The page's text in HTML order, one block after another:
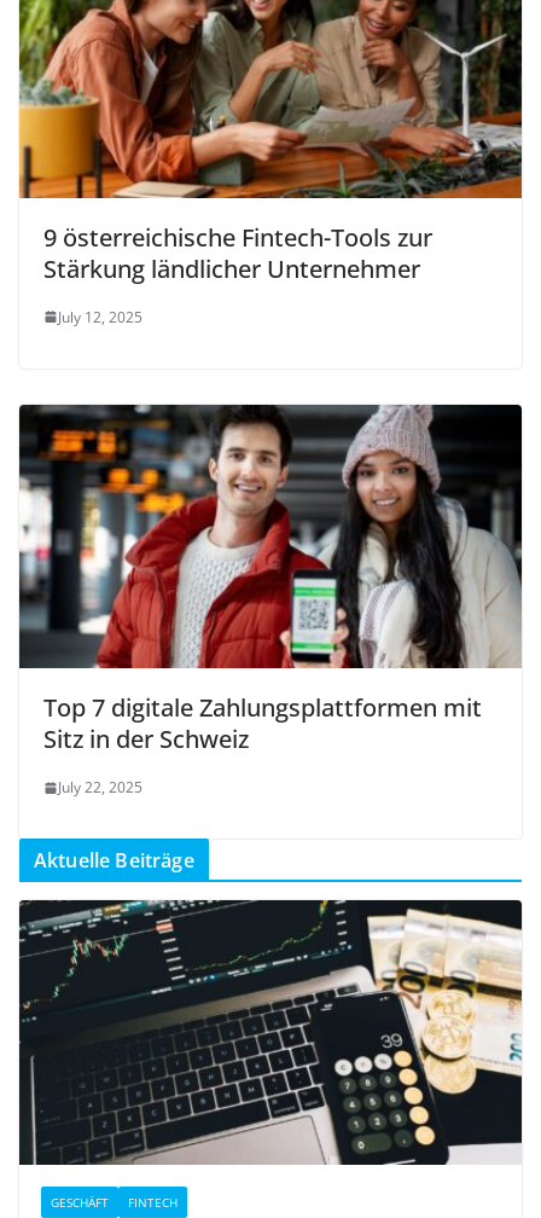
9 österreichische Fintech-Tools zur
Stärkung ländlicher Unternehmer
July 12, 2025
Top 7 digitale Zahlungsplattformen mit
Sitz in der Schweiz
July 22, 2025
Aktuelle Beiträge
GESCHÄFT FINTECH